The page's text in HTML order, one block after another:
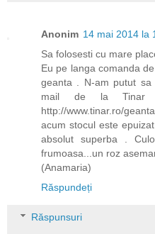
Anonim 14 mai 2014 la
Sa folosesti cu mare
Eu pe langa comanda
geanta . N-am putut
mail de la Tinar
http://www.tinar.ro/
acum stocul este
absolut superba .
frumoasa...un roz
(Anamaria)
Răspundeți
Răspunsuri